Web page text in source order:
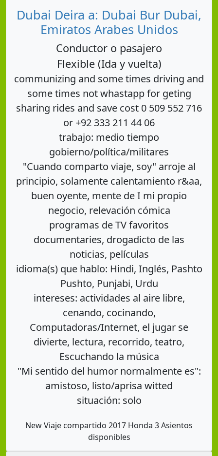
Dubai Deira a: Dubai Bur Dubai,
Emiratos Arabes Unidos
Conductor o pasajero
Flexible (Ida y vuelta)
communizing and some times driving and
some times not whastapp for geting
sharing rides and save cost 0 509 552 716
or +92 333 211 44 06
trabajo: medio tiempo
gobierno/política/militares
"Cuando comparto viaje, soy" arroje al
principio, solamente calentamiento r&aa,
buen oyente, mente de I mi propio
negocio, relevación cómica
programas de TV favoritos
documentaries, drogadicto de las
noticias, películas
idioma(s) que hablo: Hindi, Inglés, Pashto
Pushto, Punjabi, Urdu
intereses: actividades al aire libre,
cenando, cocinando,
Computadoras/Internet, el jugar se
divierte, lectura, recorrido, teatro,
Escuchando la música
"Mi sentido del humor normalmente es":
amistoso, listo/aprisa witted
situación: solo
New Viaje compartido 2017 Honda 3 Asientos
disponibles